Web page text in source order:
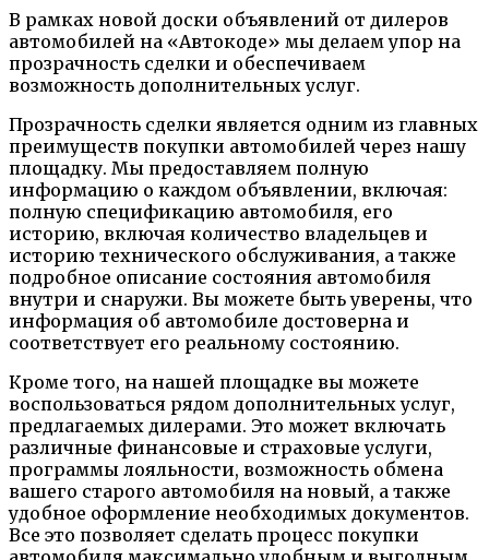
В рамках новой доски объявлений от дилеров
автомобилей на «Автокоде» мы делаем упор на
прозрачность сделки и обеспечиваем
возможность дополнительных услуг.
Прозрачность сделки является одним из главных
преимуществ покупки автомобилей через нашу
площадку. Мы предоставляем полную
информацию о каждом объявлении, включая:
полную спецификацию автомобиля, его
историю, включая количество владельцев и
историю технического обслуживания, а также
подробное описание состояния автомобиля
внутри и снаружи. Вы можете быть уверены, что
информация об автомобиле достоверна и
соответствует его реальному состоянию.
Кроме того, на нашей площадке вы можете
воспользоваться рядом дополнительных услуг,
предлагаемых дилерами. Это может включать
различные финансовые и страховые услуги,
программы лояльности, возможность обмена
вашего старого автомобиля на новый, а также
удобное оформление необходимых документов.
Все это позволяет сделать процесс покупки